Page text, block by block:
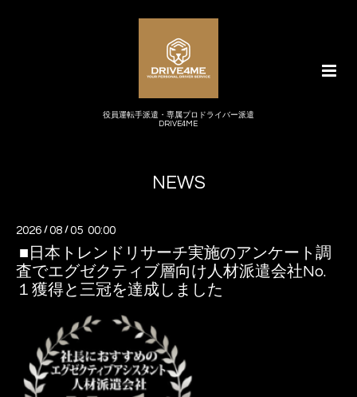
役員運転手派遣・専属プロドライバー派遣
DRIVE4ME
NEWS
2026 /08 /05 00:00
■​​日本トレンドリサーチ実施のアンケート調
査でエグゼクティブ層向け人材派遣会社No.
１獲得と三冠を達成しました